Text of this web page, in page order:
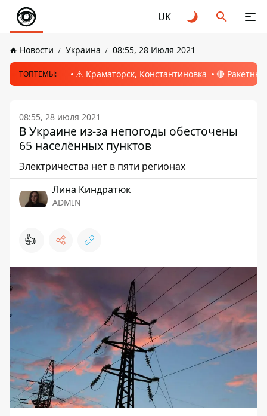
UK
Новости Украина 08:55, 28 Июля 2021
ТОПТЕМЫ: ⚠️ Краматорск, Константиновка 🔴
08:55, 28 июля 2021
В Украине из-за непогоды обесточены
65 населённых пунктов
Электричества нет в пяти регионах
Лина Киндратюк
ADMIN
👍